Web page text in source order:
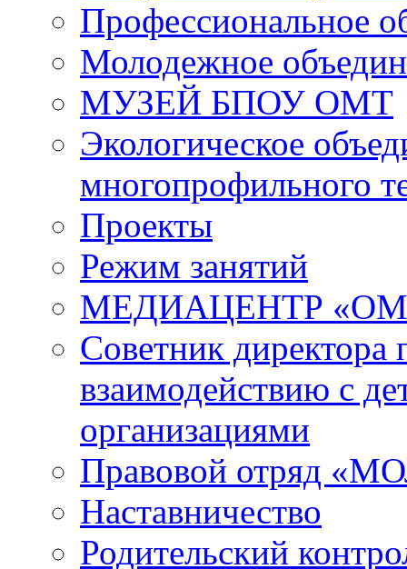
Профессиональное
Молодежное
МУЗЕЙ БПОУ ОМТ
Экологическое
многопрофильного
Проекты
Режим занятий
МЕДИАЦЕНТР
Советник
взаимодействию с
организациями
Правовой отряд
Наставничество
Родительский